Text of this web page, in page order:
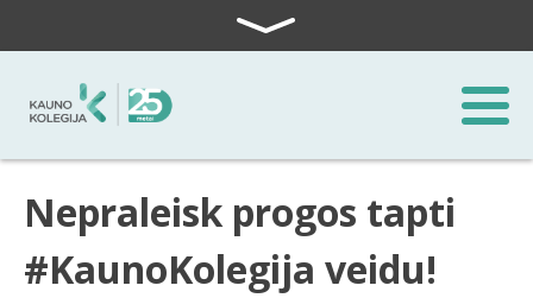
Nepraleisk progos tapti
#KaunoKolegija veidu!